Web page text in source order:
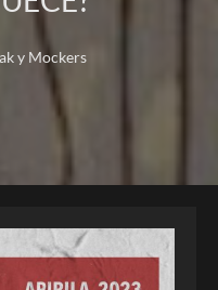
y Mockers